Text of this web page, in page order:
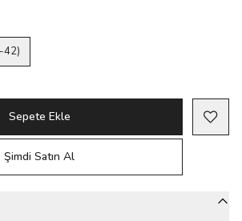
42)
Sepete Ekle
Şimdi Satın Al